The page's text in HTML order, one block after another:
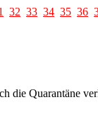
32 33 34 35 36
die Quarantäne